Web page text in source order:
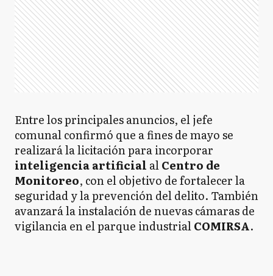
Entre los principales anuncios, el jefe
comunal confirmó que a fines de mayo se
realizará la licitación para incorporar
inteligencia artificial alCentro de
Monitoreo, con el objetivo de fortalecer la
seguridad y la prevención del delito. También
avanzará la instalación de nuevas cámaras de
vigilancia en el parque industrialCOMIRSA.